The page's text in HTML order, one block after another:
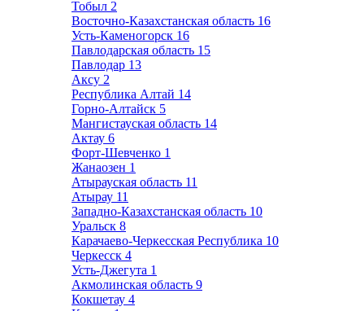
Тобыл 2
Восточно-Казахстанская область 16
Усть-Каменогорск 16
Павлодарская область 15
Павлодар 13
Аксу 2
Республика Алтай 14
Горно-Алтайск 5
Мангистауская область 14
Актау 6
Форт-Шевченко 1
Жанаозен 1
Атырауская область 11
Атырау 11
Западно-Казахстанская область 10
Уральск 8
Карачаево-Черкесская Республика 10
Черкесск 4
Усть-Джегута 1
Акмолинская область 9
Кокшетау 4